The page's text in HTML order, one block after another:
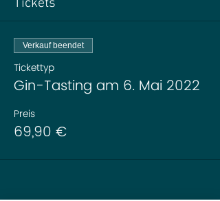
wolltet. Außerdem lüften wir das
verbindet.
Bei Fragen E-Mail an info@anneschd.de
Tickets
Verkauf beendet
Tickettyp
Gin-Tasting am 6. Mai 2022
Preis
69,90 €